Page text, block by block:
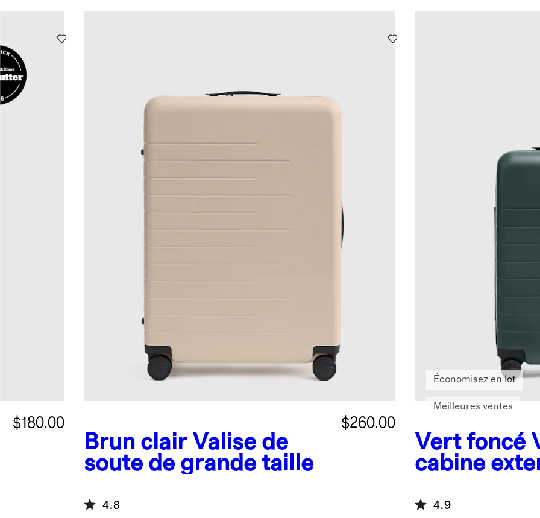
$180.00
Brun clair Valise de
soute de grande taille
$260.00
4.8
Vert foncé
cabine
Économisez en lot
Meilleures ventes
4.9